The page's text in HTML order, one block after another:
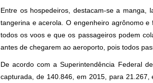
Entre os hospedeiros, destacam-se a manga,
tangerina e acerola. O engenheiro agrônomo
todos os voos e que os passageiros podem
antes de chegarem ao aeroporto, pois todos
De acordo com a Superintendência Federal
capturada, de 140.846, em 2015, para